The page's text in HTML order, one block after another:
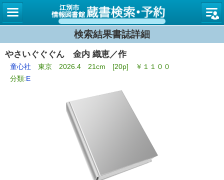
図書館
検索結果書誌詳細
やさいぐぐぐん 金内 織恵／作
童心社 東京 2026.4 21cm [20p] ￥１１００
分類:E